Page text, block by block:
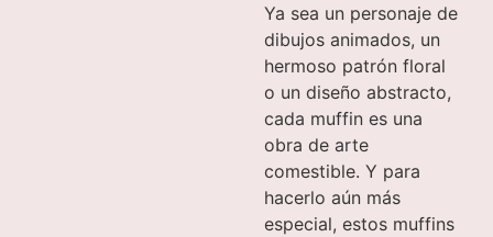
Ya sea un personaje de
dibujos animados, un
hermoso patrón floral
o un diseño abstracto,
cada muffin es una
obra de arte
comestible. Y para
hacerlo aún más
especial, estos muffins